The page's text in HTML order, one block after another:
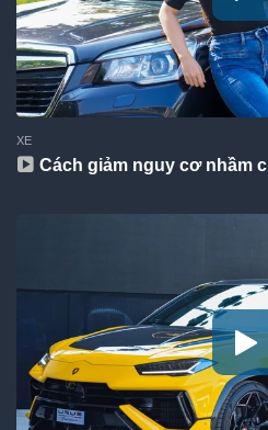
XE
Cách giảm nguy cơ nhầm